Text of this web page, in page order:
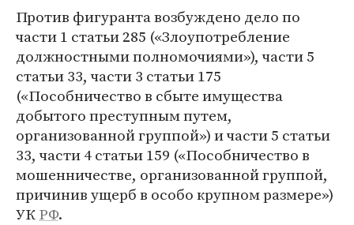
Против фигуранта возбуждено дело по
части 1 статьи 285 («Злоупотребление
должностными полномочиями»), части 5
статьи 33, части 3 статьи 175
(«Пособничество в сбыте имущества
добытого преступным путем,
организованной группой») и части 5 статьи
33, части 4 статьи 159 («Пособничество в
мошенничестве, организованной группой,
причинив ущерб в особо крупном размере»)
УКРФ.